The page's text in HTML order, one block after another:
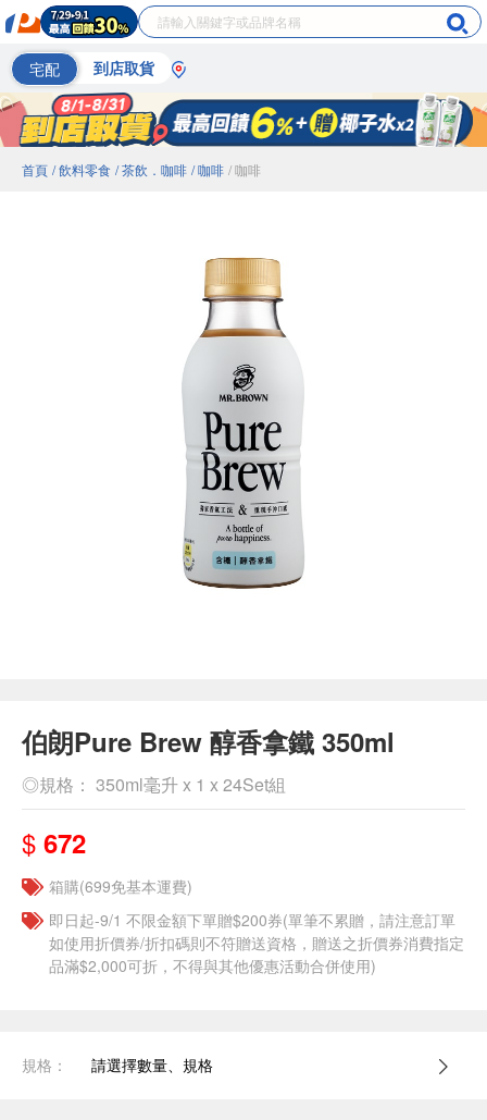
宅配 到店取貨
首頁 / 飲料零食 / 茶飲．咖啡 / 咖啡 / 咖啡
伯朗Pure Brew 醇香拿鐵 350ml
◎規格： 350ml毫升 x 1 x 24Set組
$ 672
箱購(699免基本運費)
即日起-9/1 不限金額下單贈$200券(單筆不累贈，請注意訂單
如使用折價券/折扣碼則不符贈送資格，贈送之折價券消費指定
品滿$2,000可折，不得與其他優惠活動合併使用)
規格： 請選擇數量、規格